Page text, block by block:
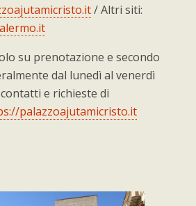
/ Altri siti:
su prenotazione e secondo
dal lunedì al venerdì
e richieste di
palazzoajutamicristo.it